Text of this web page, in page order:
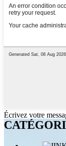
Écrivez votre